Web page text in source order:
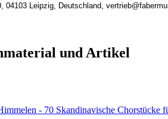
04103 Leipzig, Deutschland,
und Artikel
- 70 Skandinavische Chorstücke